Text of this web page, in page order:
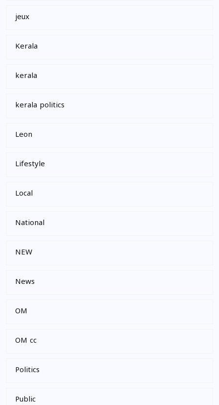
jeux
Kerala
kerala
kerala politics
Leon
Lifestyle
Local
National
NEW
News
OM
OM cc
Politics
Public